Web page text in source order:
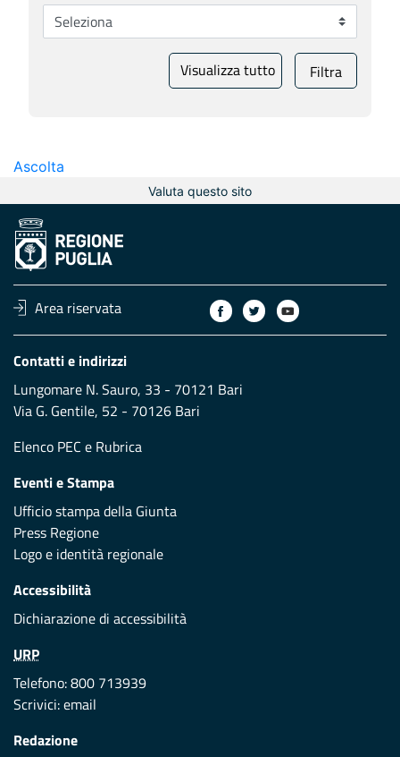
Visualizza tutto Filtra
Ascolta
Valuta questo sito
Area riservata
Contatti e indirizzi
Lungomare N. Sauro, 33 - 70121 Bari
Via G. Gentile, 52 - 70126 Bari
Elenco PEC e Rubrica
Eventi e Stampa
Ufficio stampa della Giunta
Press Regione
Logo e identità regionale
Accessibilità
Dichiarazione di accessibilità
URP
Telefono: 800 713939
Scrivici:email
Redazione